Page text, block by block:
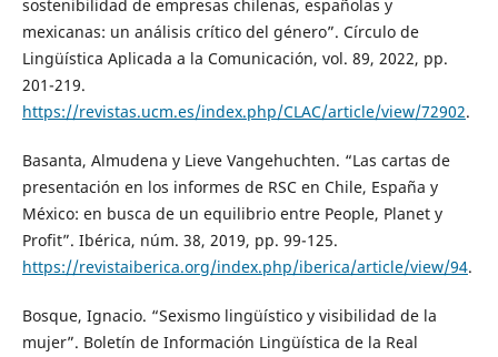
sostenibilidad de empresas chilenas, españolas y
mexicanas: un análisis crítico del género”. Círculo de
Lingüística Aplicada a la Comunicación, vol. 89, 2022, pp.
201-219.
https://revistas.ucm.es/index.php/CLAC/article/view/72902.
Basanta, Almudena y Lieve Vangehuchten. “Las cartas de
presentación en los informes de RSC en Chile, España y
México: en busca de un equilibrio entre People, Planet y
Profit”. Ibérica, núm. 38, 2019, pp. 99-125.
https://revistaiberica.org/index.php/iberica/article/view/94.
Bosque, Ignacio. “Sexismo lingüístico y visibilidad de la
mujer”. Boletín de Información Lingüística de la Real